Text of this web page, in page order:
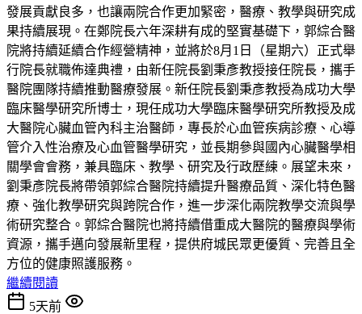
發展貢獻良多，也讓兩院合作更加緊密，醫療、教學與研究成
果持續展現。在鄭院長六年深耕有成的堅實基礎下，郭綜合醫
院將持續延續合作經營精神，並將於8月1日（星期六）正式舉
行院長就職佈達典禮，由新任院長劉秉彥教授接任院長，攜手
醫院團隊持續推動醫療發展。新任院長劉秉彥教授為成功大學
臨床醫學研究所博士，現任成功大學臨床醫學研究所教授及成
大醫院心臟血管內科主治醫師，專長於心血管疾病診療、心導
管介入性治療及心血管醫學研究，並長期參與國內心臟醫學相
關學會會務，兼具臨床、教學、研究及行政歷練。展望未來，
劉秉彥院長將帶領郭綜合醫院持續提升醫療品質、深化特色醫
療、強化教學研究與跨院合作，進一步深化兩院教學交流與學
術研究整合。郭綜合醫院也將持續借重成大醫院的醫療與學術
資源，攜手邁向發展新里程，提供府城民眾更優質、完善且全
方位的健康照護服務。
繼續閱讀
5天前